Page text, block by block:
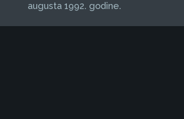
augusta 1992. godine.